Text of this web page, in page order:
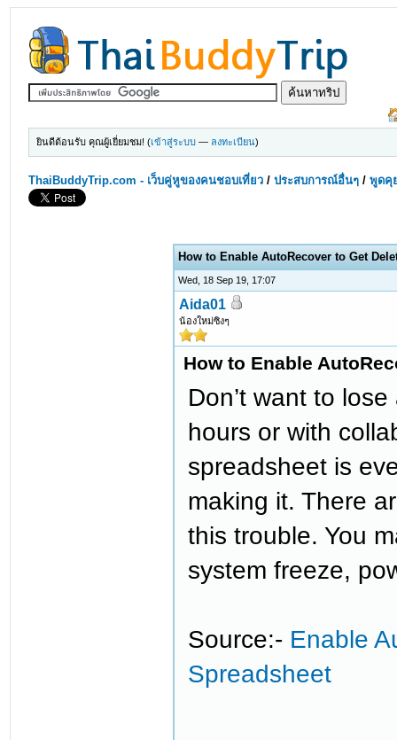
ยินดีต้อนรับ คุณผู้เยี่ยมชม! (เข้าสู่ระบบ — ลงทะเบียน)
ThaiBuddyTrip.com - เว็บคู่หูของคนชอบเที่ยว /ประสบการณ์อื่นๆ /พูดคุ
How to Enable AutoRecover to Get
Wed, 18 Sep 19, 17:07
Aida01
น้องใหม่ซิงๆ
How to Enable
Don’t want to
hours or with
spreadsheet is
making it. There
this trouble. You
system freeze,
Source:- Enable
Spreadsheet